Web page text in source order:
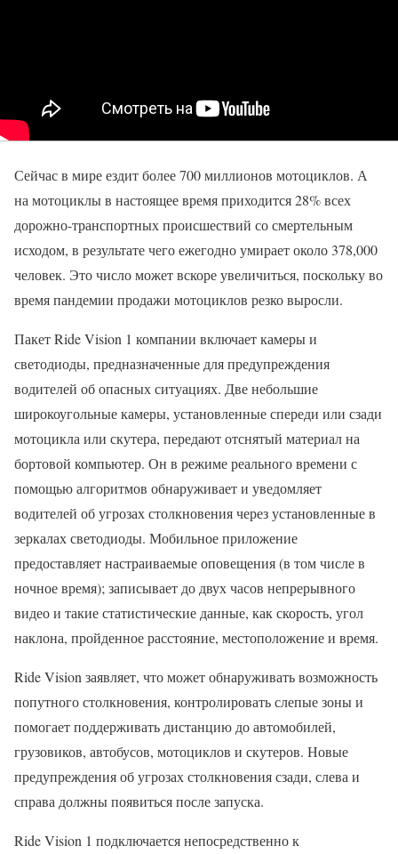
Сейчас в мире ездит более 700 миллионов мотоциклов. А
на мотоциклы в настоящее время приходится 28% всех
дорожно-транспортных происшествий со смертельным
исходом, в результате чего ежегодно умирает около 378,000
человек. Это число может вскоре увеличиться, поскольку во
время пандемии продажи мотоциклов резко выросли.
Пакет Ride Vision 1 компании включает камеры и
светодиоды, предназначенные для предупреждения
водителей об опасных ситуациях. Две небольшие
широкоугольные камеры, установленные спереди или сзади
мотоцикла или скутера, передают отснятый материал на
бортовой компьютер. Он в режиме реального времени с
помощью алгоритмов обнаруживает и уведомляет
водителей об угрозах столкновения через установленные в
зеркалах светодиоды. Мобильное приложение
предоставляет настраиваемые оповещения (в том числе в
ночное время); записывает до двух часов непрерывного
видео и такие статистические данные, как скорость, угол
наклона, пройденное расстояние, местоположение и время.
Ride Vision заявляет, что может обнаруживать возможность
попутного столкновения, контролировать слепые зоны и
помогает поддерживать дистанцию до автомобилей,
грузовиков, автобусов, мотоциклов и скутеров. Новые
предупреждения об угрозах столкновения сзади, слева и
справа должны появиться после запуска.
Ride Vision 1 подключается непосредственно к